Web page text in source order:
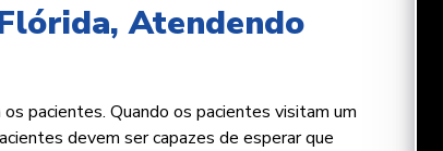
Atendendo
pacientes. Quando os pacientes visitam um
devem ser capazes de esperar que